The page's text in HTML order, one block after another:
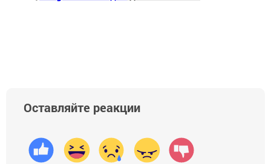
Оставляйте реакции